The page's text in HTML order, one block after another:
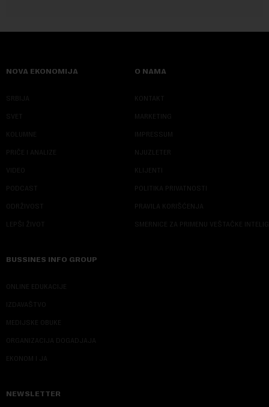
NOVA EKONOMIJA
SRBIJA
SVET
KOLUMNE
PRIČE I ANALIZE
VIDEO
PODCAST
ODRŽIVOST
LEPŠI ŽIVOT
O NAMA
KONTAKT
MARKETING
IMPRESSUM
NJUZLETER
KLIJENTI
POLITIKA PRIVATNOSTI
PRAVILA KORIŠĆENJA
SMERNICE ZA PRIMENU VEŠTAČKE
BUSSINES INFO GROUP
ONLINE EDUKACIJE
IZDAVAŠTVO
MEDIJSKE OBUKE
ORGANIZACIJA DOGADJAJA
EKONOM I JA
NEWSLETTER